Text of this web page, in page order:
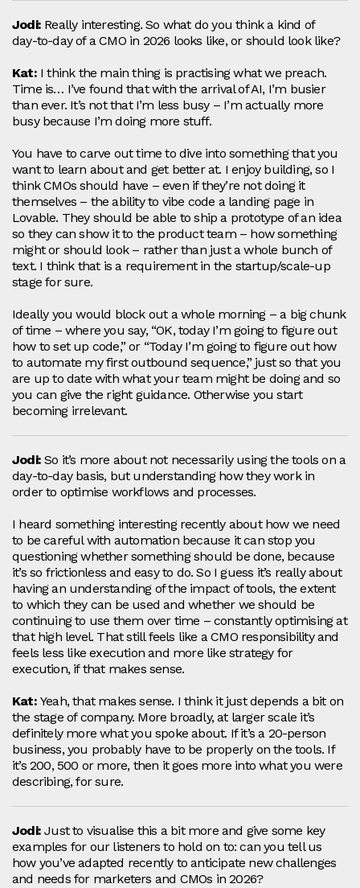
Jodi: Really interesting. So what do you think a kind of
day‑to‑day of a CMO in 2026 looks like, or should look like?
Kat:I think the main thing is practising what we preach.
Time is… I’ve found that with the arrival of AI, I’m busier
than ever. It’s not that I’m less busy – I’m actually more
busy because I’m doing more stuff.
You have to carve out time to dive into something that you
want to learn about and get better at. I enjoy building, so I
think CMOs should have – even if they’re not doing it
themselves – the ability to vibe code a landing page in
Lovable. They should be able to ship a prototype of an idea
so they can show it to the product team – how something
might or should look – rather than just a whole bunch of
text. I think that is a requirement in the startup/scale‑up
stage for sure.
Ideally you would block out a whole morning – a big chunk
of time – where you say, “OK, today I’m going to figure out
how to set up code,” or “Today I’m going to figure out how
to automate my first outbound sequence,” just so that you
are up to date with what your team might be doing and so
you can give the right guidance. Otherwise you start
becoming irrelevant.
Jodi: So it’s more about not necessarily using the tools on a
day‑to‑day basis, but understanding how they work in
order to optimise workflows and processes.
I heard something interesting recently about how we need
to be careful with automation because it can stop you
questioning whether something should be done, because
it’s so frictionless and easy to do. So I guess it’s really about
having an understanding of the impact of tools, the extent
to which they can be used and whether we should be
continuing to use them over time – constantly optimising at
that high level. That still feels like a CMO responsibility and
feels less like execution and more like strategy for
execution, if that makes sense.
Kat:Yeah, that makes sense. I think it just depends a bit on
the stage of company. More broadly, at larger scale it’s
definitely more what you spoke about. If it’s a 20‑person
business, you probably have to be properly on the tools. If
it’s 200, 500 or more, then it goes more into what you were
describing, for sure.
Jodi: Just to visualise this a bit more and give some key
examples for our listeners to hold on to: can you tell us
how you’ve adapted recently to anticipate new challenges
and needs for marketers and CMOs in 2026?